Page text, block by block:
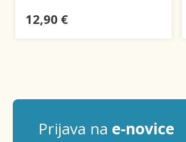
12,90 €
Prijava na e-novice